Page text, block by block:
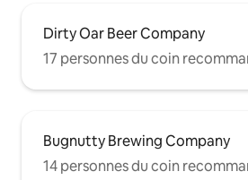
Dirty Oar Beer Company
17 personnes du coin
Bugnutty Brewing Company
14 personnes du coin